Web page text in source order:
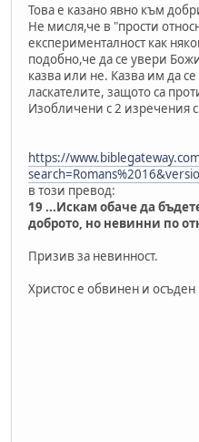
Това е казано явно към
Не мисля,че в "прости
експерименталност как
подобно,че да се увери
казва или не. Казва им да
ласкателите, защото са
Изобличени с 2 изречения
https://
в този превод:
19 ...Искам обаче да
доброто, но невинни по
Призив за невинност.
Христос е обвинен и